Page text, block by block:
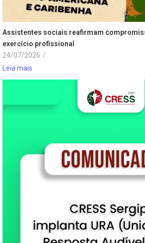
Assistentes sociais reafirmam
exercício profissional
24/07/2026 /
Leia mais